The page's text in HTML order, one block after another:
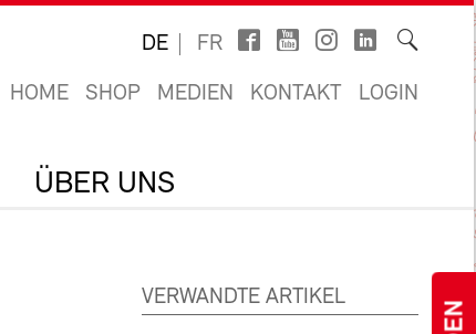
DE FR
HOME SHOP MEDIEN KONTAKT LOGIN
ÜBER UNS
VERWANDTE ARTIKEL